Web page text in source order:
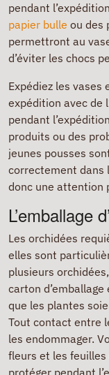
pendant
papier bulle ou des
permettront au
d’éviter les chocs
Expédiez les vases
expédition avec de
pendant
produits ou des
jeunes pousses
correctement dans
donc une attention
L’emballage
Les orchidées
elles sont
plusieurs
carton
que les plantes
Tout contact entre
les endommager.
fleurs et les feuilles
protéger pendant